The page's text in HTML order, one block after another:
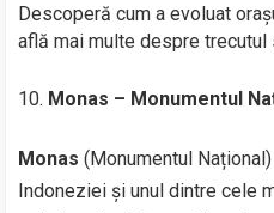
Descoperă cum a evoluat
află mai multe despre trecutul
Monas – Monumentul
Monas (Monumentul
Indoneziei și unul dintre cele